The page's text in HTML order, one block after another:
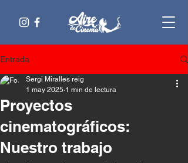
Entrada
Proyectos
cinematográficos:
Nuestro trabajo
Sergi Miralles reig
1 may 2025 1 min de lectura